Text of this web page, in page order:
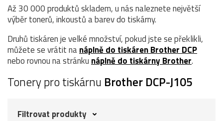
Až 30 000 produktů skladem, u nás naleznete největší
výběr tonerů, inkoustů a barev do tiskárny.
Druhů tiskáren je velké množství, pokud jste se překlikli,
můžete se vrátit nanáplně do tiskáren Brother DCP
nebo rovnou na stránku náplně do tiskárny Brother.
Tonery pro tiskárnu Brother DCP-J105
Filtrovat produkty